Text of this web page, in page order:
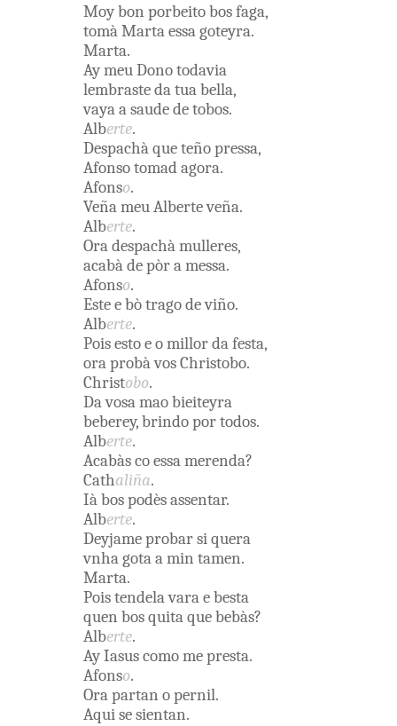
Moybon porbeitobosfaga,
tomàMartaessagoteyra.
Marta.
AymeuDonotodavia
lembrastedatuabella,
vayaasaudedetobos.
Alberte.
Despachàqueteñopressa,
Afonsotomad agora.
Afonso.
VeñameuAlberteveña.
Alberte.
Oradespachàmulleres,
acabàdepòramessa.
Afonso.
Esteebòtragodeviño.
Alberte.
Poisestoeomillordafesta,
oraprobàvosChristobo.
Christobo.
Davosamaobieiteyra
beberey,brindoportodos.
Alberte.
Acabàsco essamerenda?
Cathaliña.
Iàbospodèsassentar.
Alberte.
Deyjameprobarsi quera
vnhagotaamin tamen.
Marta.
Poistendelavaraebesta
quen bosquitaquebebàs?
Alberte.
AyIasuscomomepresta.
Afonso.
Orapartan opernil.
Aquisesientan.